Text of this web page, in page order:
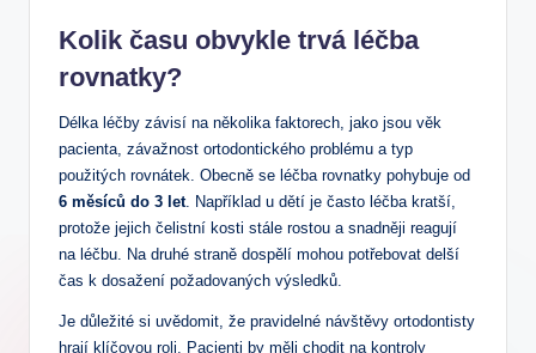
Kolik času obvykle trvá léčba
rovnatky?
Délka léčby závisí na několika faktorech, jako jsou věk
pacienta, závažnost ortodontického problému a typ
použitých rovnátek. Obecně se léčba rovnatky pohybuje od
6 měsíců do 3 let. Například u dětí je často léčba kratší,
protože jejich čelistní kosti stále rostou a snadněji reagují
na léčbu. Na druhé straně dospělí mohou potřebovat delší
čas k dosažení požadovaných výsledků.
Je důležité si uvědomit, že pravidelné návštěvy ortodontisty
hrají klíčovou roli. Pacienti by měli chodit na kontroly